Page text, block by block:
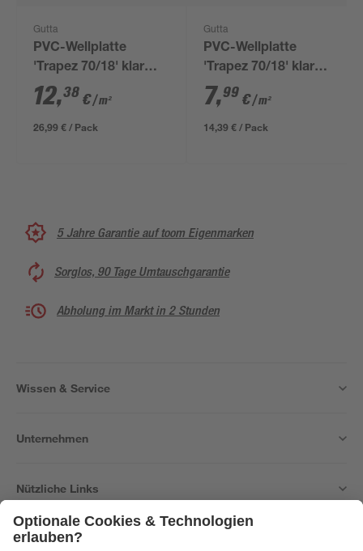
Gutta
PVC-Wellplatte
'Trapez 70/18' klar
200 x 109 x 0,08 cm
12,38 €/ m²
26,99 € / Pack
Gutta
PVC-Wellplatte
'Trapez 70/18' klar
200 x 90 x 0,07 cm
7,99 €/ m²
14,39 € / Pack
5 Jahre Garantie auf toom Eigenmarken
Sorglos, 90 Tage Umtauschgarantie
Abholung im Markt in 2 Stunden
Wissen & Service
Unternehmen
Nützliche Links